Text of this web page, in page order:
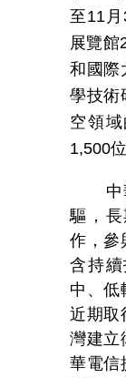
至11 月
展覽館
和國際
學技術
空領
1,500
驅，
作，參
含持續
中、低
近期取
灣建立
華電信